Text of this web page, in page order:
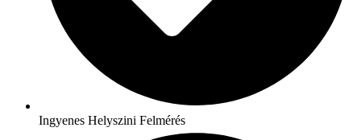
Ingyenes Helyszini Felmérés